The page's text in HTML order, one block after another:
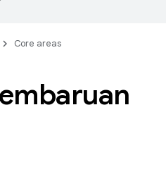
Core areas